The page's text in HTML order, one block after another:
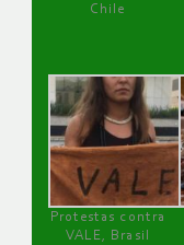
Chile
Protestas contra
VALE, Brasil